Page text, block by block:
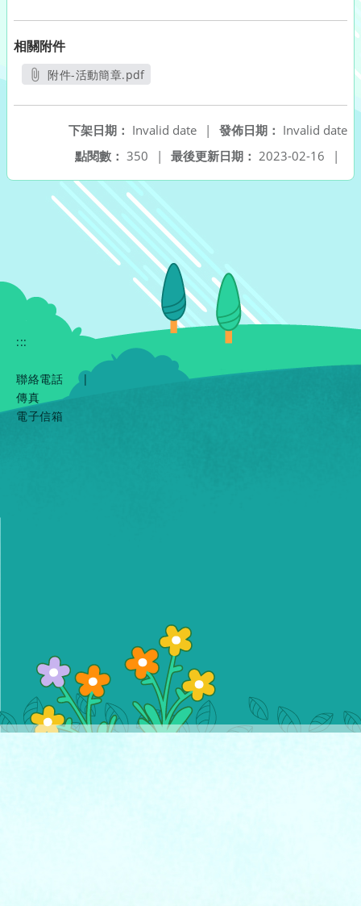
相關附件
附件-活動簡章.pdf
發佈日期： Invalid date
下架日期： Invalid date
|
最後更新日期： 2023-02-16 |
點閱數： 350 |
:::
聯絡電話
|
傳真
電子信箱